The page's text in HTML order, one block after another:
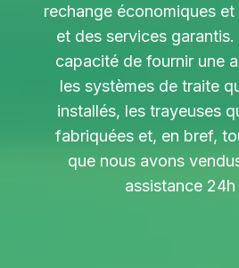
rechange économiques
et des services
capacité de fournir une
les systèmes de traite
installés, les trayeuses
fabriquées et, en bref,
que nous avons
assistance 24h